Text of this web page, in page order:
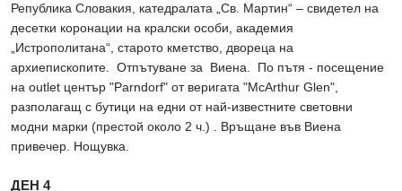
Република Словакия, катедралата „Св. Мартин“ – свидетел на
десетки коронации на кралски особи, академия
„Истрополитана“, старото кметство, двореца на
архиепископите. Oтпътуване за Виена. По пътя - посещение
на outlet център "Parndorf" от веригата "McArthur Glen",
разполагащ с бутици на едни от най-известните световни
модни марки (престой около 2 ч.) . Връщане във Виена
привечер. Нощувка.
ДЕН 4